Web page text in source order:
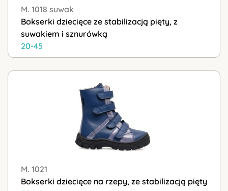
M. 1018 suwak
Bokserki dziecięce ze stabilizacją pięty, z
suwakiem i sznurówką
20-45
M. 1021
Bokserki dziecięce na rzepy, ze stabilizacją pięty